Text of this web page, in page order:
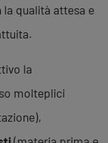
qualità attesa e
la
molteplici